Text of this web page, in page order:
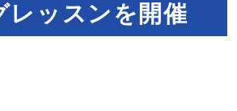
レッスンを開催